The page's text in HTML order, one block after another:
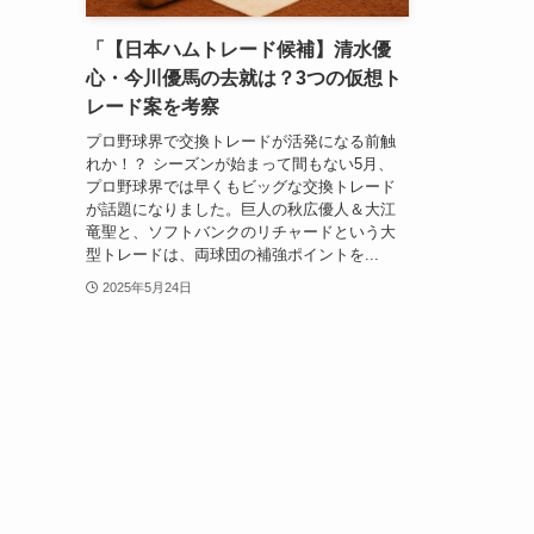
「【日本ハムトレード候補】清水優
心・今川優馬の去就は？3つの仮想ト
レード案を考察
プロ野球界で交換トレードが活発になる前触
れか！？ シーズンが始まって間もない5月、
プロ野球界では早くもビッグな交換トレード
が話題になりました。巨人の秋広優人＆大江
竜聖と、ソフトバンクのリチャードという大
型トレードは、両球団の補強ポイントを...
2025年5月24日